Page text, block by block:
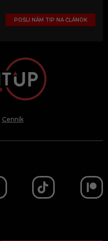
POŠLI NÁM TIP NA ČLÁNOK
Cenník